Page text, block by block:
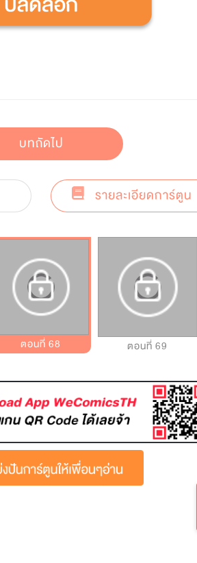
บทถัดไป
รายละเอียดการ์ตูน
ตอนที่ 68 ตอนที่ 69